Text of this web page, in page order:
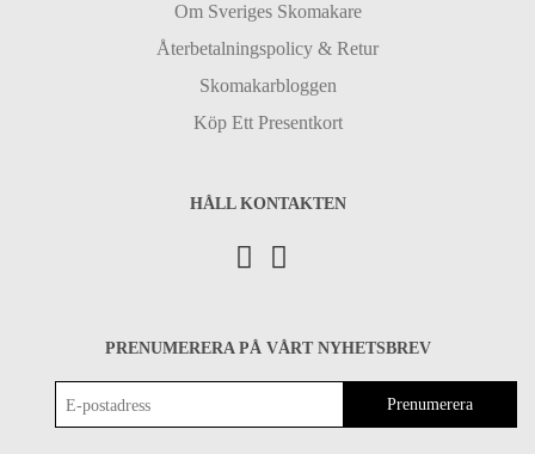
Om Sveriges Skomakare
Återbetalningspolicy & Retur
Skomakarbloggen
Köp Ett Presentkort
HÅLL KONTAKTEN
PRENUMERERA PÅ VÅRT NYHETSBREV